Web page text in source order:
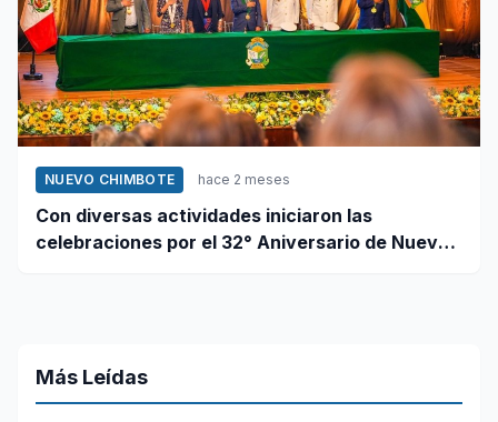
NUEVO CHIMBOTE hace 2 meses
Con diversas actividades iniciaron las
celebraciones por el 32° Aniversario de Nuevo
Más Leídas